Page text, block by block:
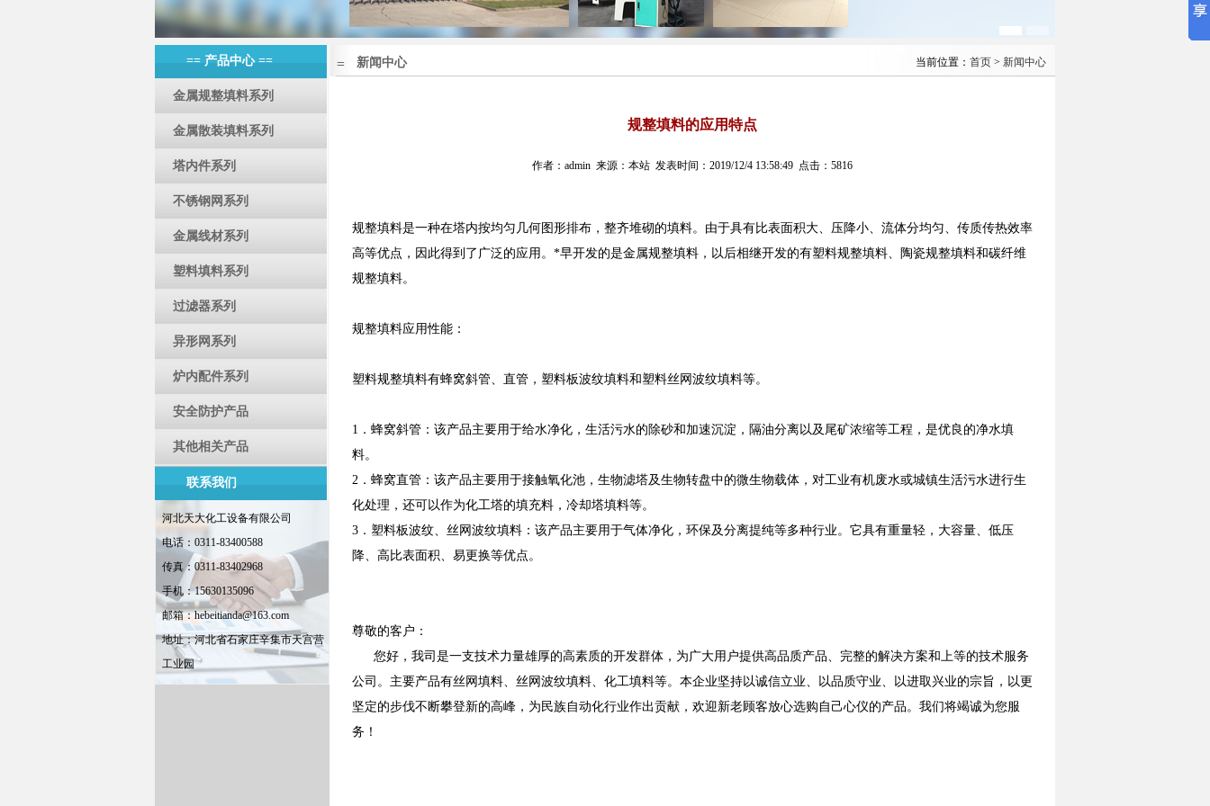
== 产品中心 ==
金属规整填料系列
金属散装填料系列
塔内件系列
不锈钢网系列
金属线材系列
塑料填料系列
过滤器系列
异形网系列
炉内配件系列
安全防护产品
其他相关产品
联系我们
河北天大化工设备有限公司
电话：0311-83400588
传真：0311-83402968
手机：15630135096
邮箱：hebeitianda@163.com
地址：河北省石家庄辛集市天宫营
工业园
新闻中心 当前位置： 首页 > 新闻中心
规整填料的应用特点
作者：admin 来源：本站 发表时间：2019/12/4 13:58:49 点击：5816
规整填料是一种在塔内按均匀几何图形排布，整齐堆砌的填料。由于具有比表面积大、压降小、流体分均匀、传质传热效率
高等优点，因此得到了广泛的应用。*早开发的是金属规整填料，以后相继开发的有塑料规整填料、陶瓷规整填料和碳纤维
规整填料。
规整填料应用性能：
塑料规整填料有蜂窝斜管、直管，塑料板波纹填料和塑料丝网波纹填料等。
1．蜂窝斜管：该产品主要用于给水净化，生活污水的除砂和加速沉淀，隔油分离以及尾矿浓缩等工程，是优良的净水填
料。
2．蜂窝直管：该产品主要用于接触氧化池，生物滤塔及生物转盘中的微生物载体，对工业有机废水或城镇生活污水进行生
化处理，还可以作为化工塔的填充料，冷却塔填料等。
3．塑料板波纹、丝网波纹填料：该产品主要用于气体净化，环保及分离提纯等多种行业。它具有重量轻，大容量、低压
降、高比表面积、易更换等优点。
尊敬的客户：
您好，我司是一支技术力量雄厚的高素质的开发群体，为广大用户提供高品质产品、完整的解决方案和上等的技术服务
公司。主要产品有丝网填料、丝网波纹填料、化工填料等。本企业坚持以诚信立业、以品质守业、以进取兴业的宗旨，以更
坚定的步伐不断攀登新的高峰，为民族自动化行业作出贡献，欢迎新老顾客放心选购自己心仪的产品。我们将竭诚为您服
务！